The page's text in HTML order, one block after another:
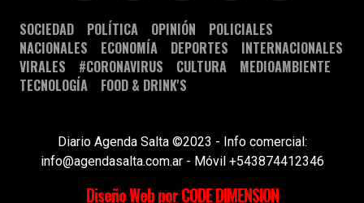
SOCIEDAD POLÍTICA OPINIÓN
POLICIALES
NACIONALES
ECONOMÍA DEPORTES
INTERNACIONALES
VIRALES
#CORONAVIRUS CULTURA
MEDIOAMBIENTE
TECNOLOGÍA
FOOD & DRINK'S
Diario Agenda Salta ©2023 - Info comercial:
info@agendasalta.com.ar - Móvil +543874412346
Diseño Web por CODE DIMENSION